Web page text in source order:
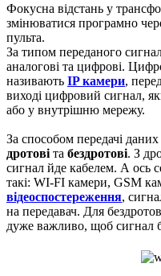
Фокусна відстань у
змінюватися програмно
пульта.
За типом переданого
аналогові та цифрові.
називають IP камери,
виході цифровий сигнал,
або у внутрішню мережу.
За способом передачі
дротові та бездротові. З
сигнал йде кабелем. А ось
такі: WI-FI камери, GSM
відеоспостереження,
на передавач. Для
дуже важливо, щоб сигнал